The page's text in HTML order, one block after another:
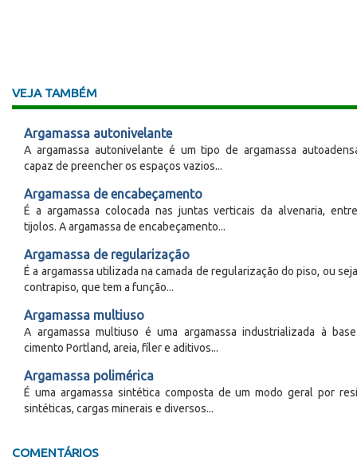
VEJA TAMBÉM
Argamassa autonivelante
A argamassa autonivelante é um tipo de argamassa
capaz de preencher os espaços vazios...
Argamassa de encabeçamento
É a argamassa colocada nas juntas verticais da alvenaria,
tijolos. A argamassa de encabeçamento...
Argamassa de regularização
É a argamassa utilizada na camada de regularização do piso, ou
contrapiso, que tem a função...
Argamassa multiuso
A argamassa multiuso é uma argamassa industrializada à
cimento Portland, areia, fíler e aditivos...
Argamassa polimérica
É uma argamassa sintética composta de um modo geral por
sintéticas, cargas minerais e diversos...
COMENTÁRIOS